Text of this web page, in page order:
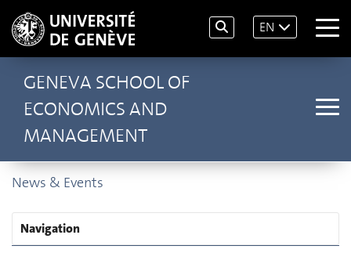
EN
GENEVA SCHOOL OF
ECONOMICS AND
MANAGEMENT
News & Events
Navigation